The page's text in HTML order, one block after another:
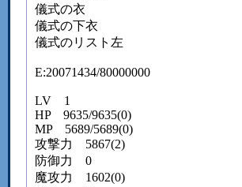
儀式の衣
儀式の下衣
儀式のリスト左
E:20071434/80000000
LV 1
HP 9635/9635(0)
MP 5689/5689(0)
攻撃力 5867(2)
防御力 0
魔攻力 1602(0)